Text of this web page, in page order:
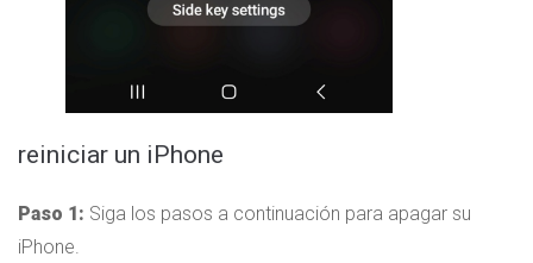
reiniciar un iPhone
Paso 1: Siga los pasos a continuación para apagar su
iPhone.